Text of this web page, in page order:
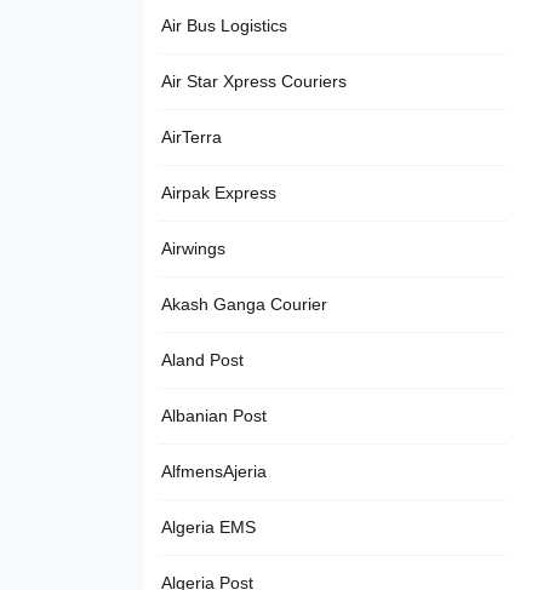
Air Bus Logistics
Air Star Xpress Couriers
AirTerra
Airpak Express
Airwings
Akash Ganga Courier
Aland Post
Albanian Post
AlfmensAjeria
Algeria EMS
Algeria Post